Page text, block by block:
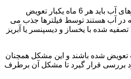
همانطور که می دانید فیلترهای آب باید هر 6 ماه یکبار تعویض
در آب هستند توسط فیلترها جذب می
شده با یخساز و دیسپنسر یا آبریز
تعویض شده باشند و این مشکل همچنان
بررسی قرار گیرد تا مشکل آن برطرف